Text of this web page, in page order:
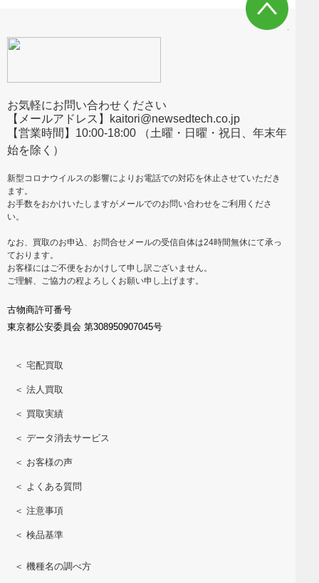
お気軽にお問い合わせください
【メールアドレス】kaitori@newsedtech.co.jp
【営業時間】10:00-18:00 （土曜・日曜・祝日、年末年
始を除く）
新型コロナウイルスの影響によりお電話での対応を休止させていただき
ます。
お手数をおかけいたしますがメールでのお問い合わせをご利用くださ
い。
なお、買取のお申込、お問合せメールの受信自体は24時間無休にて承っ
ております。
お客様にはご不便をおかけして申し訳ございません。
ご理解、ご協力の程よろしくお願い申し上げます。
古物商許可番号
東京都公安委員会 第308950907045号
＜ 宅配買取
＜ 法人買取
＜ 買取実績
＜ データ消去サービス
＜ お客様の声
＜ よくある質問
＜ 注意事項
＜ 検品基準
＜ 機種名の調べ方